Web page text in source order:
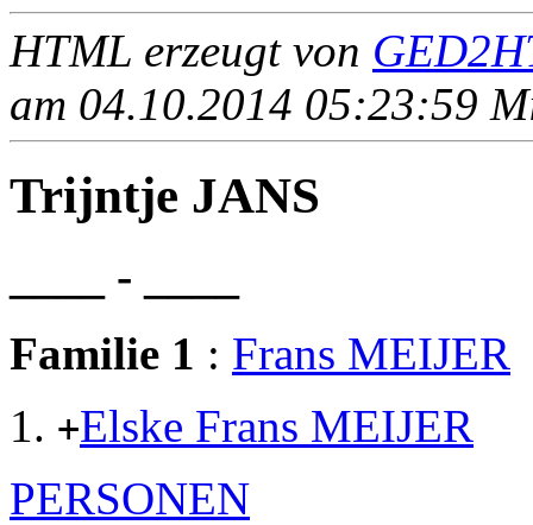
HTML erzeugt von
am 04.10.2014 05:23:59
Trijntje JANS
____ - ____
Familie 1 : Frans MEIJER
+Elske Frans MEIJER
PERSONEN